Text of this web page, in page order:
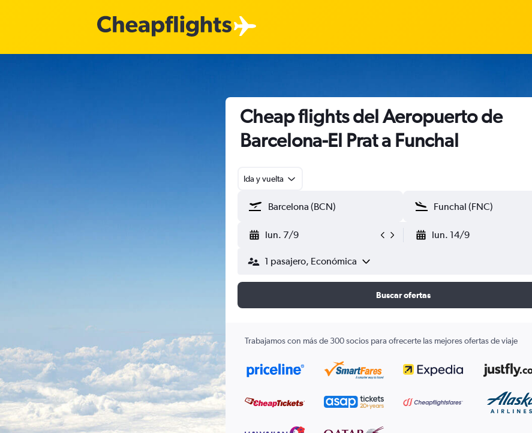
Cheap flights del Aeropuerto de
Barcelona-El Prat a Funchal
Ida y vuelta
lun. 7/9 lun. 14/9
1 pasajero, Económica
Buscar ofertas
Trabajamos con más de 300 socios para ofrecerte las mejores ofertas de viaje